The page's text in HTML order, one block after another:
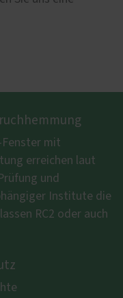
mit
erreichen laut
und
Institute die
RC2 oder auch